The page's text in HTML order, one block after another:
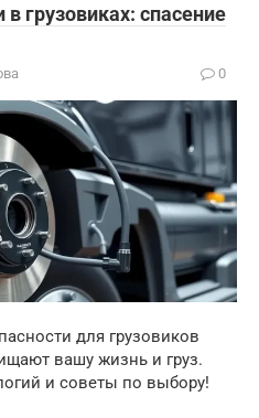
грузовиках: спасение
0
для грузовиков
вашу жизнь и груз.
и советы по выбору!